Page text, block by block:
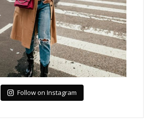
Follow on Instagram